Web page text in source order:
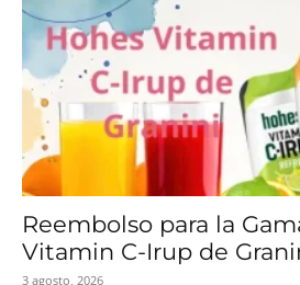
Reembolso para la
Vitamin C-Irup de
3 agosto, 2026